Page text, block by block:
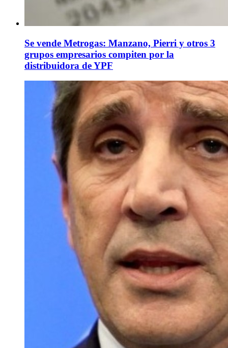
Se vende Metrogas: Manzano, Pierri y otros 3
grupos empresarios compiten por la
distribuidora de YPF